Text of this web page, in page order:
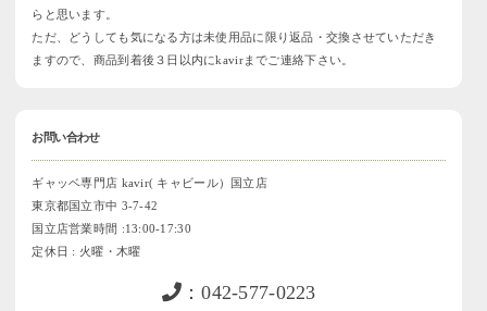
らと思います。
ただ、どうしても気になる方は未使用品に限り返品・交換させていただき
ますので、商品到着後３日以内にkavirまでご連絡下さい。
お問い合わせ
ギャッベ専門店 kavir( キャビール）国立店
東京都国立市中 3-7-42
国立店営業時間 :13:00-17:30
定休日 : 火曜・木曜
：042-577-0223